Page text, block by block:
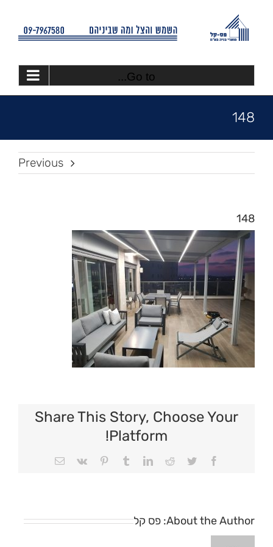
content
Go to...
148
Previous
148
Share This Story, Choose Your
Platform!
Facebook
Twitter
Reddit
LinkedIn
Tumblr
Pinterest
Vk
Email
About the Author: פס קל